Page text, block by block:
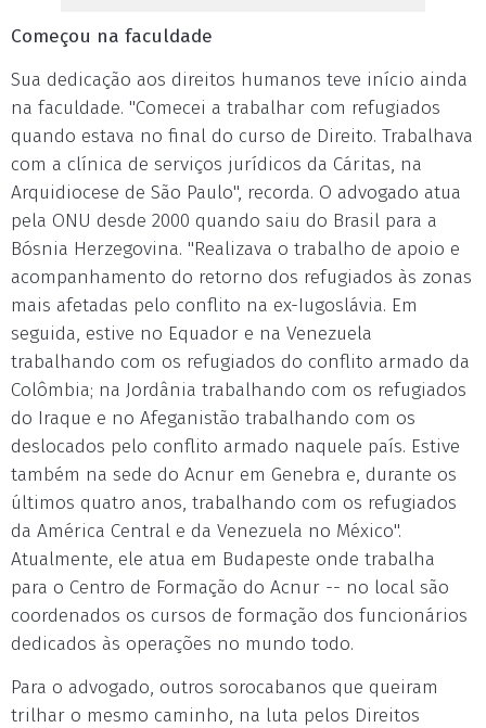
Começou na faculdade
Sua dedicação aos direitos humanos teve início ainda
na faculdade. "Comecei a trabalhar com refugiados
quando estava no final do curso de Direito. Trabalhava
com a clínica de serviços jurídicos da Cáritas, na
Arquidiocese de São Paulo", recorda. O advogado atua
pela ONU desde 2000 quando saiu do Brasil para a
Bósnia Herzegovina. "Realizava o trabalho de apoio e
acompanhamento do retorno dos refugiados às zonas
mais afetadas pelo conflito na ex-Iugoslávia. Em
seguida, estive no Equador e na Venezuela
trabalhando com os refugiados do conflito armado da
Colômbia; na Jordânia trabalhando com os refugiados
do Iraque e no Afeganistão trabalhando com os
deslocados pelo conflito armado naquele país. Estive
também na sede do Acnur em Genebra e, durante os
últimos quatro anos, trabalhando com os refugiados
da América Central e da Venezuela no México".
Atualmente, ele atua em Budapeste onde trabalha
para o Centro de Formação do Acnur -- no local são
coordenados os cursos de formação dos funcionários
dedicados às operações no mundo todo.
Para o advogado, outros sorocabanos que queiram
trilhar o mesmo caminho, na luta pelos Direitos